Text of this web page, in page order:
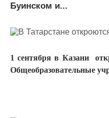
Буинском и...
1 сентября в Казани
Общеобразовательные